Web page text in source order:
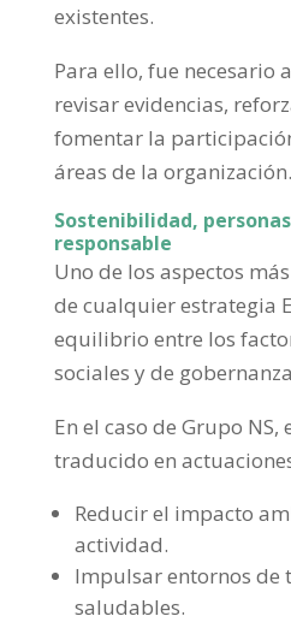
existentes.
Para ello, fue necesario
revisar evidencias,
fomentar la
áreas de la organización.
Sostenibilidad,
responsable
Uno de los aspectos
de cualquier estrategia
equilibrio entre los
sociales y de
En el caso de Grupo NS,
traducido en
Reducir el impacto
actividad.
Impulsar entornos de
saludables.